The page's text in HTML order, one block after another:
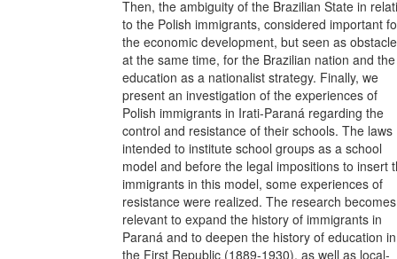
Then, the ambiguity of the Brazilian State in
to the Polish immigrants, considered important
the economic development, but seen as
at the same time, for the Brazilian nation and the
education as a nationalist strategy. Finally, we
present an investigation of the experiences of
Polish immigrants in Irati-Paraná regarding the
control and resistance of their schools. The laws
intended to institute school groups as a school
model and before the legal impositions to insert
immigrants in this model, some experiences of
resistance were realized. The research becomes
relevant to expand the history of immigrants in
Paraná and to deepen the history of education in
the First Republic (1889-1930), as well as local-